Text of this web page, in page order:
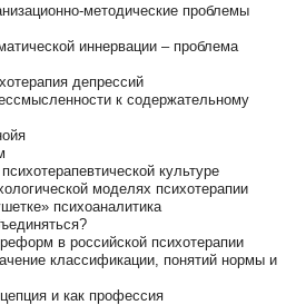
методические проблемы
иннервации – проблема
депрессий
к содержательному
культуре
моделях психотерапии
психоаналитика
в российской психотерапии
классификации, понятий нормы и
и как профессия